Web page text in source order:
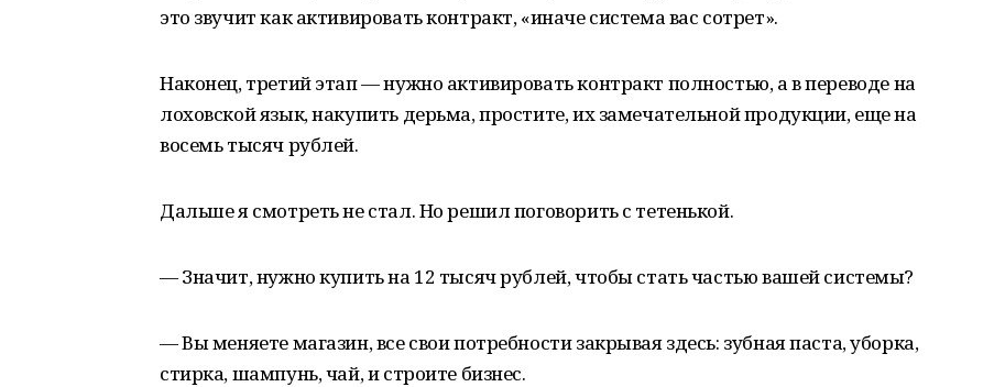
это звучит как активировать контракт, «иначе система вас сотрет».
Наконец, третий этап — нужно активировать контракт полностью, а в переводе на
лоховской язык, накупить дерьма, простите, их замечательной продукции, еще на
восемь тысяч рублей.
Дальше я смотреть не стал. Но решил поговорить с тетенькой.
— Значит, нужно купить на 12 тысяч рублей, чтобы стать частью вашей системы?
— Вы меняете магазин, все свои потребности закрывая здесь: зубная паста, уборка,
стирка, шампунь, чай, и строите бизнес.